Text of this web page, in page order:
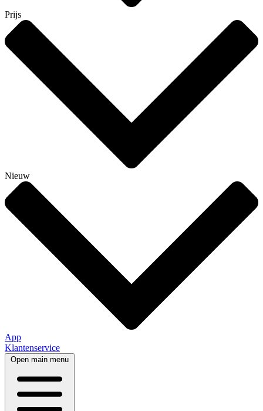
Prijs
Nieuw
App
Klantenservice
Open main menu